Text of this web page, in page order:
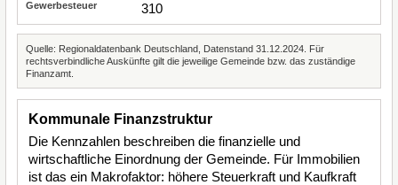
310
Quelle: Regionaldatenbank Deutschland, Datenstand 31.12.2024. Für
rechtsverbindliche Auskünfte gilt die jeweilige Gemeinde bzw. das zuständige
Finanzamt.
Kommunale Finanzstruktur
Die Kennzahlen beschreiben die finanzielle und
wirtschaftliche Einordnung der Gemeinde. Für Immobilien
ist das ein Makrofaktor: höhere Steuerkraft und Kaufkraft